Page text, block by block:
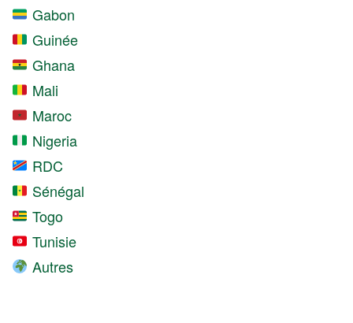
Gabon
Guinée
Ghana
Mali
Maroc
Nigeria
RDC
Sénégal
Togo
Tunisie
Autres